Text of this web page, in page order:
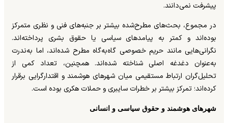
پیشرفت نمی‌دانند.
در مجموع، بحث‌های مطرح‌شده بیشتر بر جنبه‌های فنی و نظری متمرکز
بوده‌اند و کمتر به پیامدهای سیاسی یا حقوق بشری پرداخته‌اند.
نگرانی‌هایی مانند حریم خصوصی گاه‌به‌گاه مطرح شده‌اند، اما به‌ندرت
به‌عنوان دغدغه اصلی شناخته شده‌اند. همچنین، تعداد کمی از
تحلیل‌گران ارتباط مستقیمی میان شهرهای هوشمند و اقتدارگرایی برقرار
کرده‌اند؛ تمرکز بیشتر بر خطرات سایبری و حملات هکری بوده است.
شهرهای هوشمند و حقوق سیاسی و انسانی